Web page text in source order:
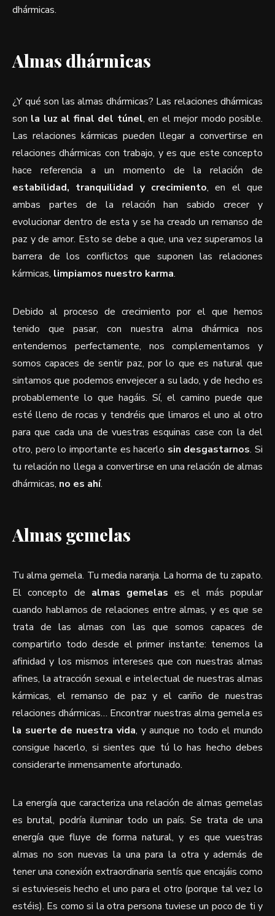
dhármicas.
Almas dhármicas
¿Y qué son las almas dhármicas? Las relaciones dhármicas
son la luz al final del túnel, en el mejor modo posible.
Las relaciones kármicas pueden llegar a convertirse en
relaciones dhármicas con trabajo, y es que este concepto
hace referencia a un momento de la relación de
estabilidad, tranquilidad y crecimiento, en el que
ambas partes de la relación han sabido crecer y
evolucionar dentro de esta y se ha creado un remanso de
paz y de amor. Esto se debe a que, una vez superamos la
barrera de los conflictos que suponen las relaciones
kármicas, limpiamos nuestro karma.
Debido al proceso de crecimiento por el que hemos
tenido que pasar, con nuestra alma dhármica nos
entendemos perfectamente, nos complementamos y
somos capaces de sentir paz, por lo que es natural que
sintamos que podemos envejecer a su lado, y de hecho es
probablemente lo que hagáis. Sí, el camino puede que
esté lleno de rocas y tendréis que limaros el uno al otro
para que cada una de vuestras esquinas case con la del
otro, pero lo importante es hacerlo sin desgastarnos. Si
tu relación no llega a convertirse en una relación de almas
dhármicas, no es ahí.
Almas gemelas
Tu alma gemela. Tu media naranja. La horma de tu zapato.
El concepto de almas gemelas es el más popular
cuando hablamos de relaciones entre almas, y es que se
trata de las almas con las que somos capaces de
compartirlo todo desde el primer instante: tenemos la
afinidad y los mismos intereses que con nuestras almas
afines, la atracción sexual e intelectual de nuestras almas
kármicas, el remanso de paz y el cariño de nuestras
relaciones dhármicas… Encontrar nuestras alma gemela es
la suerte de nuestra vida, y aunque no todo el mundo
consigue hacerlo, si sientes que tú lo has hecho debes
considerarte inmensamente afortunado.
La energía que caracteriza una relación de almas gemelas
es brutal, podría iluminar todo un país. Se trata de una
energía que fluye de forma natural, y es que vuestras
almas no son nuevas la una para la otra y además de
tener una conexión extraordinaria sentís que encajáis como
si estuvieseis hecho el uno para el otro (porque tal vez lo
estéis). Es como si la otra persona tuviese un poco de ti y